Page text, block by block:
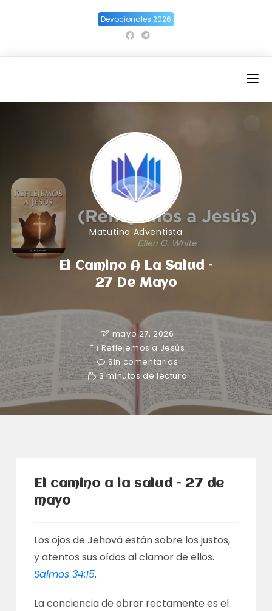
Devocionales 2026
Matutina Adventista
El Camino A La Salud –
27 De Mayo
mayo 27, 2026
Reflejemos a Jesús
Sin comentarios
3 minutos de lectura
El camino a la salud – 27 de
mayo
Los ojos de Jehová están sobre los justos,
y atentos sus oídos al clamor de ellos.
Salmos 34:15.
La conciencia de obrar rectamente es el